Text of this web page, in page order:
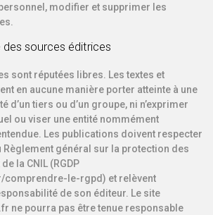
modifier et supprimer les
sources éditrices
sont réputées libres. Les textes et
en aucune manière porter atteinte à une
d’un tiers ou d’un groupe, ni n’exprimer
ou viser une entité nommément
Les publications doivent respecter
Règlement général sur la protection des
la CNIL (RGDP
comprendre-le-rgpd) et relèvent
de son éditeur. Le site
ne pourra pas être tenue responsable